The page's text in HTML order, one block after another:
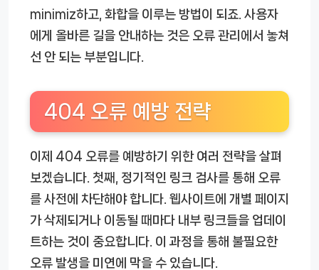
minimiz하고, 화합을 이루는 방법이 되죠. 사용자
에게 올바른 길을 안내하는 것은 오류 관리에서 놓쳐
선 안 되는 부분입니다.
404 오류 예방 전략
이제 404 오류를 예방하기 위한 여러 전략을 살펴
보겠습니다. 첫째, 정기적인 링크 검사를 통해 오류
를 사전에 차단해야 합니다. 웹사이트에 개별 페이지
가 삭제되거나 이동될 때마다 내부 링크들을 업데이
트하는 것이 중요합니다. 이 과정을 통해 불필요한
오류 발생을 미연에 막을 수 있습니다.